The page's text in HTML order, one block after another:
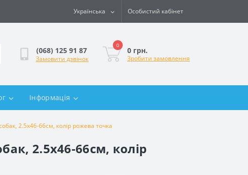
Українська Особистий кабінет
(068) 125 91 87
Замовити дзвінок
0
0 грн.
Зробити замовлення
Інформація
2.5х46-66см, колір рожева точка
2.5х46-66см, колір